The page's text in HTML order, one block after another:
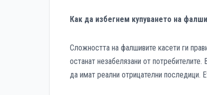
Как да избегнем купуването на
Сложността на фалшивите касети ги
останат незабелязани от
да имат реални отрицателни последици.